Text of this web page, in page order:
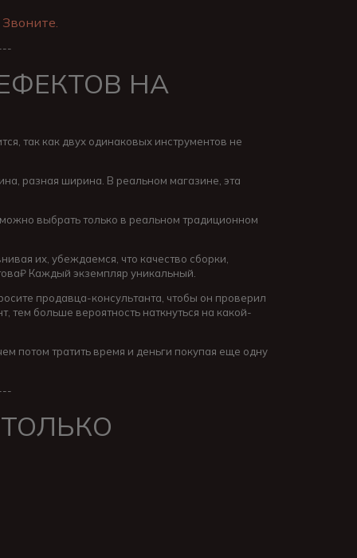
НА
так как двух одинаковых инструментов не
разная ширина. В реальном магазине, эта
выбрать только в реальном традиционном
их, убеждаемся, что качество сборки,
Каждый экземпляр уникальный.
продавца-консультанта, чтобы он проверил
тем больше вероятность наткнуться на какой-
потом тратить время и деньги покупая еще одну